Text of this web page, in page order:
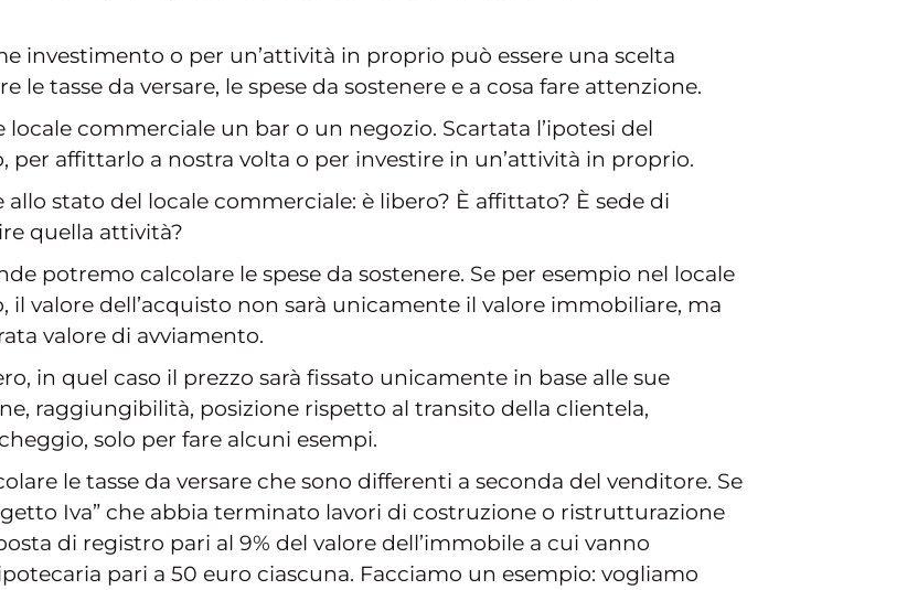
investimento o per un’attività in proprio può essere una scelta
le tasse da versare, le spese da sostenere e a cosa fare attenzione.
commerciale un bar o un negozio. Scartata l’ipotesi del
affittarlo a nostra volta o per investire in un’attività in proprio.
stato del locale commerciale: è libero? È affittato? È sede di
quella attività?
potremo calcolare le spese da sostenere. Se per esempio nel locale
il valore dell’acquisto non sarà unicamente il valore immobiliare, ma
valore di avviamento.
in quel caso il prezzo sarà fissato unicamente in base alle sue
raggiungibilità, posizione rispetto al transito della clientela,
solo per fare alcuni esempi.
le tasse da versare che sono differenti a seconda del venditore. Se
Iva” che abbia terminato lavori di costruzione o ristrutturazione
di registro pari al 9% del valore dell’immobile a cui vanno
pari a 50 euro ciascuna. Facciamo un esempio: vogliamo